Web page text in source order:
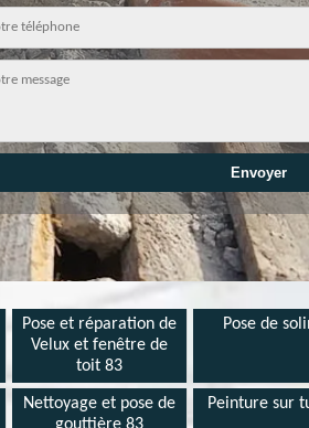
Pose et réparation de
Velux et fenêtre de
toit 83
Pose de
Nettoyage et pose de
Peinture sur